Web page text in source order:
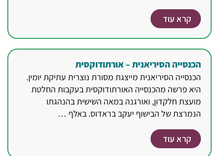
קרא עוד
הכנסייה הסיריאנית – אורתודוקסית
הכנסייה הסיריאנית מייצגת מסורת נוצרית עתיקת יומין.
היא פרשה מהכנסייה האורתודוקסית בעקבות החלטת
מועצת חלקדון, ואורגנה במאה השישית בהנהגתו
הנמרצת של הבישוף יעקב בראדוס. באלף …
קרא עוד